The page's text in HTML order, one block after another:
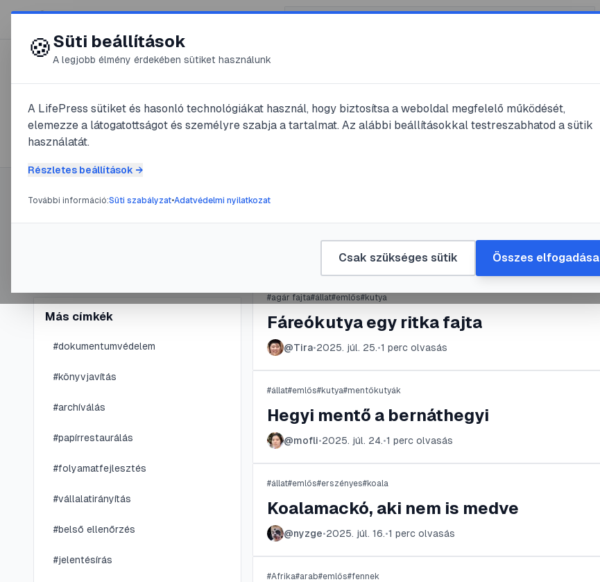
😍 LifePress
🏷️#emlős
68cikk található ezzel a címkével
Címke információ
Más címkék
#dokumentumvédelem
#könyvjavítás
#archíválás
#papírrestaurálás
#folyamatfejlesztés
#vállalatirányítás
#belső ellenőrzés
#jelentésírás
#
KissCsapGerg•2025. júl. 29.• 1perc olvasás
#agár fajta#állat#emlős#kutya
Fáreókutya egy ritka fajta
@Tira•2025. júl. 25.•1 perc olvasás
#állat#emlős#kutya#mentőkutyák
Hegyi mentő a bernáthegyi
@mofli•2025. júl. 24.•1 perc olvasás
#állat#emlős#erszényes#koala
Koalamackó, aki nem is medve
@nyzge•2025. júl. 16.•1 perc olvasás
#Afrika#arab#emlős#fennek
🍪Süti beállítások
A legjobb élmény érdekében sütiket használunk
A LifePress sütiket és hasonló technológiákat használ, hogy biztosítsa a weboldal megfelelő működését,
elemezze a látogatottságot és személyre szabja a tartalmat. Az alábbi beállításokkal testreszabhatod a sütik
használatát.
Részletes beállítások →
További információ:Süti szabályzat•Adatvédelmi nyilatkozat
Csak szükséges sütik Összes elfogadása